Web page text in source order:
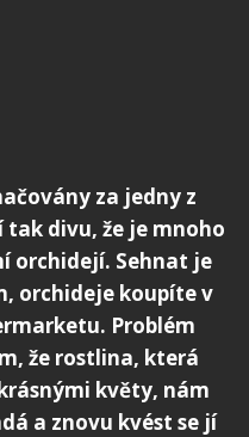
za jedny z
divu, že je mnoho
orchidejí. Sehnat je
orchideje koupíte v
Problém
že rostlina, která
květy, nám
a znovu kvést se jí